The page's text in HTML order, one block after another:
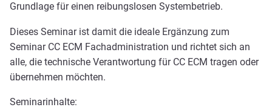
Grundlage für einen reibungslosen Systembetrieb.
Dieses Seminar ist damit die ideale Ergänzung zum
Seminar CC ECM Fachadministration und richtet sich an
alle, die technische Verantwortung für CC ECM tragen oder
übernehmen möchten.
Seminarinhalte: